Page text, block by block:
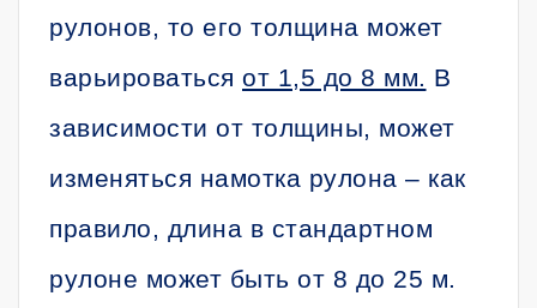
рулонов, то его толщина может
варьироваться от 1,5 до 8 мм. В
зависимости от толщины, может
изменяться намотка рулона – как
правило, длина в стандартном
рулоне может быть от 8 до 25 м.